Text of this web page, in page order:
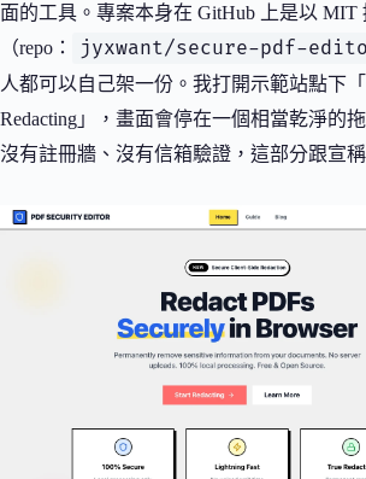
面的工具。專案本身在 GitHub 上是以 MIT
（repo：
jyxwant/secure-pdf-
人都可以自己架一份。我打開示範站點下「
Redacting」，畫面會停在一個相當乾淨的
沒有註冊牆、沒有信箱驗證，這部分跟宣稱